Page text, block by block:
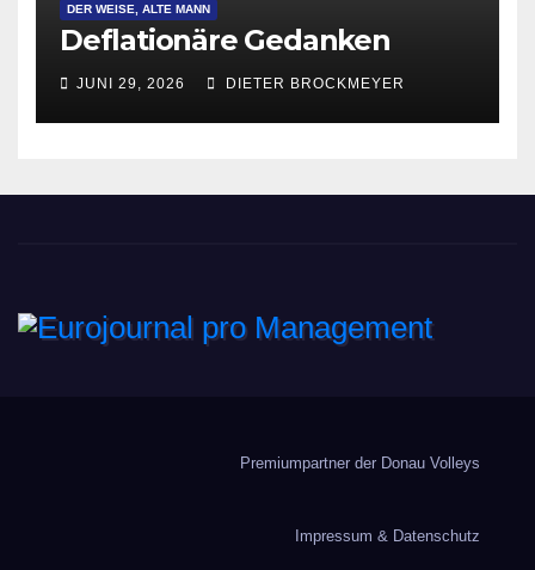
DER WEISE, ALTE MANN
Deflationäre Gedanken
JUNI 29, 2026 DIETER BROCKMEYER
Premiumpartner der Donau Volleys
Impressum & Datenschutz